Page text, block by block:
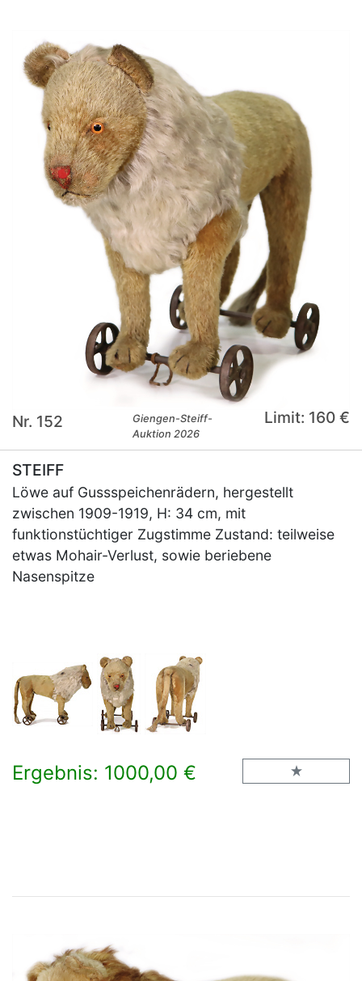
Nr. 152
Giengen-Steiff-
Auktion 2026
Limit: 160 €
STEIFF
Löwe auf Gussspeichenrädern, hergestellt
zwischen 1909-1919, H: 34 cm, mit
funktionstüchtiger Zugstimme Zustand: teilweise
etwas Mohair-Verlust, sowie beriebene
Nasenspitze
Ergebnis: 1000,00 €